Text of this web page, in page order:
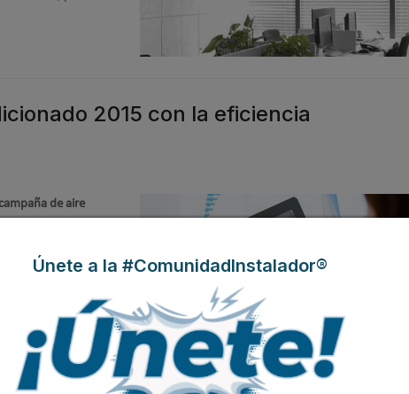
2015 con la eficiencia
campaña de aire
más eficientes en
ya en frigorías,
equipos de
y otros tantos términos
por salir adelante
tecnológico.
Únete a la #ComunidadInstalador®